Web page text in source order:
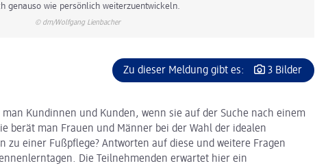
genauso wie persönlich weiterzuentwickeln.
© dm/Wolfgang Lienbacher
Zu dieser Meldung gibt es: 3 Bilder
Kundinnen und Kunden, wenn sie auf der Suche nach einem
berät man Frauen und Männer bei der Wahl der idealen
zu einer Fußpflege? Antworten auf diese und weitere Fragen
Die Teilnehmenden erwartet hier ein